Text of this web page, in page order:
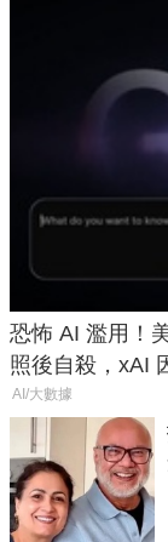
恐怖 AI 濫用！
照後自殺，xAI
AI/大數據